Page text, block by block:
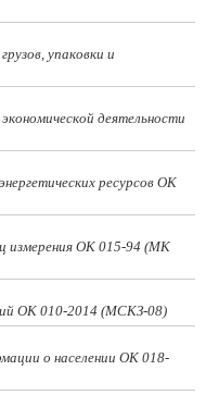
упаковки и
деятельности
ресурсов ОК
измерения ОК 015-94 (МК
ОК 010-2014 (МСКЗ-08)
о населении ОК 018-